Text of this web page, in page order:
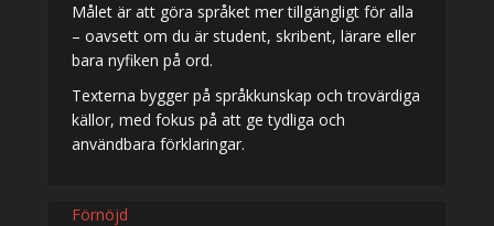
Målet är att göra språket mer tillgängligt för alla
– oavsett om du är student, skribent, lärare eller
bara nyfiken på ord.
Texterna bygger på språkkunskap och trovärdiga
källor, med fokus på att ge tydliga och
användbara förklaringar.
Förnöjd